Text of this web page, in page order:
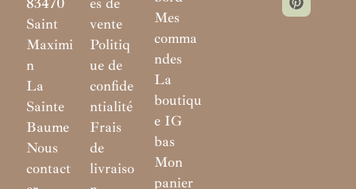
Saint
Maximi
n
La
Sainte
Baume
Nous
contact
vente
Politiq
ue de
confide
ntialité
Frais
de
livraiso
Mes
comma
ndes
La
boutiqu
e IG
bas
Mon
panier